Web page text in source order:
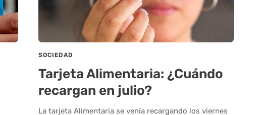
SOCIEDAD
Tarjeta Alimentaria: ¿Cuándo
recargan en julio?
La tarjeta Alimentaria se venía recargando los viernes